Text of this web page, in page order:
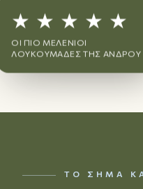
★ ★ ★ ★ ★
ΟΙ ΠΙΟ ΜΕΛΈΝΙΟΙ
ΛΟΥΚΟΥΜΆΔΕΣ ΤΗΣ ΆΝΔΡΟΥ
ΤΟ ΣΉΜΑ